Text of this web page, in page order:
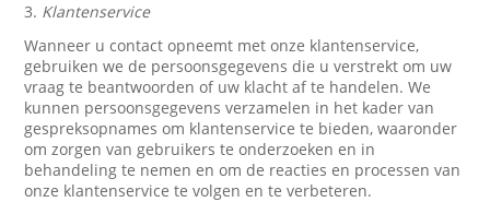
3. Klantenservice
Wanneer u contact opneemt met onze klantenservice,
gebruiken we de persoonsgegevens die u verstrekt om uw
vraag te beantwoorden of uw klacht af te handelen. We
kunnen persoonsgegevens verzamelen in het kader van
gespreksopnames om klantenservice te bieden, waaronder
om zorgen van gebruikers te onderzoeken en in
behandeling te nemen en om de reacties en processen van
onze klantenservice te volgen en te verbeteren.